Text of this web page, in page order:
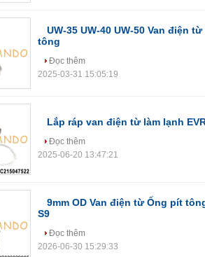
UW-35 UW-40 UW-50 Van điện
tông
Đọc thêm
2025-03-31 15:05:19
Lắp ráp van điện từ làm lạnh
Đọc thêm
2025-06-20 13:47:21
9mm OD Van điện từ Ống pít
S9
Đọc thêm
2026-06-30 15:29:33